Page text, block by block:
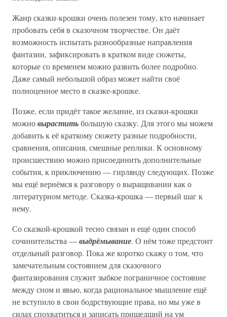
Жанр сказки-крошки очень полезен тому, кто начинает
пробовать себя в сказочном творчестве. Он даёт
возможность испытать разнообразные направления
фантазии, зафиксировать в кратком виде сюжеты,
которые со временем можно развить более подробно.
Даже самый небольшой образ может найти своё
полноценное место в сказке-крошке.
Позже, если придёт такое желание, из сказки-крошки
можновыраститьбольшую сказку. Для этого мы можем
добавить к её краткому сюжету разные подробности,
сравнения, описания, смешные реплики. К основному
происшествию можно присоединить дополнительные
события, к приключению — гирлянду следующих. Позже
мы ещё вернёмся к разговору о выращивании как о
литературном методе. Сказка-крошка — первый шаг к
нему.
Со сказкой-крошкой тесно связан и ещё один способ
сочинительства —выдрёмывание. О нём тоже предстоит
отдельный разговор. Пока же коротко скажу о том, что
замечательным состоянием для сказочного
фантазирования служит зыбкое пограничное состояние
между сном и явью, когда рациональное мышление ещё
не вступило в свои бодрствующие права, но мы уже в
силах спохватиться и записать пришедший на ум